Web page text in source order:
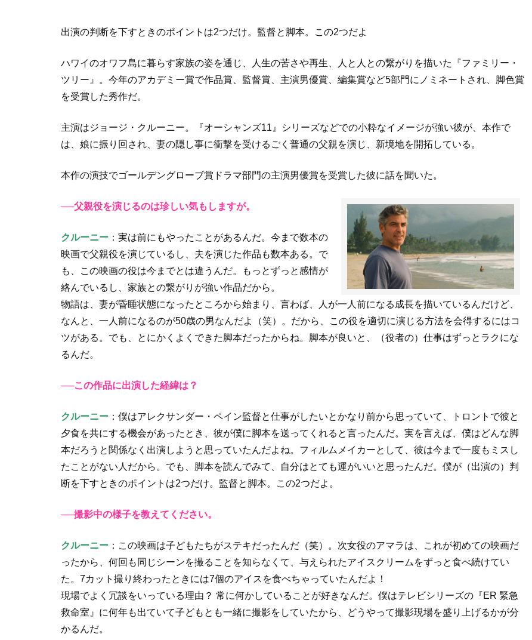
出演の判断を下すときのポイントは2つだけ。監督と脚本。この2つだよ
ハワイのオワフ島に暮らす家族の姿を通じ、人生の苦さや再生、人と人との繋がりを描いた『ファミリー・
ツリー』。今年のアカデミー賞で作品賞、監督賞、主演男優賞、編集賞など5部門にノミネートされ、脚色賞
を受賞した秀作だ。
主演はジョージ・クルーニー。『オーシャンズ11』シリーズなどでの小粋なイメージが強い彼が、本作で
は、娘に振り回され、妻の隠し事に衝撃を受けるごく普通の父親を演じ、新境地を開拓している。
本作の演技でゴールデングローブ賞ドラマ部門の主演男優賞を受賞した彼に話を聞いた。
──父親役を演じるのは珍しい気もしますが。
クルーニー ：実は前にもやったことがあるんだ。今まで数本の
映画で父親役を演じているし、夫を演じた作品も数本ある。で
も、この映画の役は今までとは違うんだ。もっとずっと感情が
絡んでいるし、家族との繋がりが強い作品だから。
物語は、妻が昏睡状態になったところから始まり、言わば、人が一人前になる成長を描いているんだけど、
なんと、一人前になるのが50歳の男なんだよ（笑）。だから、この役を適切に演じる方法を会得するにはコ
ツがある。でも、とにかくよくできた脚本だったからね。脚本が良いと、（役者の）仕事はずっとラクにな
るんだ。
──この作品に出演した経緯は？
クルーニー ：僕はアレクサンダー・ペイン監督と仕事がしたいとかなり前から思っていて、トロントで彼と
夕食を共にする機会があったとき、彼が僕に脚本を送ってくれると言ったんだ。実を言えば、僕はどんな脚
本だろうと関係なく出演しようと思っていたんだよね。フィルムメイカーとして、彼は今まで一度もミスし
たことがない人だから。でも、脚本を読んでみて、自分はとても運がいいと思ったんだ。僕が（出演の）判
断を下すときのポイントは2つだけ。監督と脚本。この2つだよ。
──撮影中の様子を教えてください。
クルーニー ：この映画は子どもたちがステキだったんだ（笑）。次女役のアマラは、これが初めての映画だ
ったから、何回も同じシーンを撮ることを知らなくて、与えられたアイスクリームをずっと食べ続けてい
た。7カット撮り終わったときには7個のアイスを食べちゃっていたんだよ！
現場でよく冗談をいっている理由？ 常に何かしていることが好きなんだ。僕はテレビシリーズの『ER 緊急
救命室』に何年も出ていて子どもとも一緒に撮影をしていたから、どうやって撮影現場を盛り上げるかが分
かるんだ。